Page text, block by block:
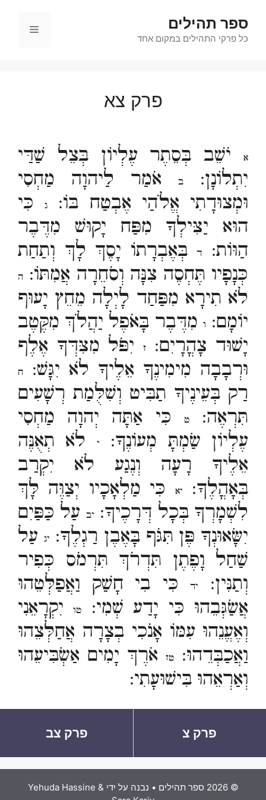
לתוכןספר תהילים
כל פרקי התהילים במקום אחד
תפריט
פרק צא
א
יֹשֵׁב בְּסֵתֶר עֶלְיוֹן בְּצֵל שַׁדַּי
יִתְלוֹנָן:
ב
אֹמַר לַיהוָה מַחְסִי
וּמְצוּדָתִי אֱלֹהַי אֶבְטַח בּוֹ:
גכִּי
הוּא יַצִּילְךָ מִפַּח יָקוּשׁ מִדֶּבֶר
הַוּוֹת:
דבְּאֶבְרָתוֹ יָסֶךְ לָךְ וְתַחַת
כְּנָפָיו תֶּחְסֶה צִנָּה וְסֹחֵרָה אֲמִתּוֹ: ה
לֹא תִירָא מִפַּחַד לָיְלָה מֵחֵץ יָעוּף
יוֹמָם: ו מִדֶּבֶר בָּאֹפֶל יַהֲלֹךְ מִקֶּטֶב
יָשׁוּד צָהֳרָיִם:ז
יִפֹּל מִצִּדְּךָ אֶלֶף
וּרְבָבָה מִימִינֶךָ אֵלֶיךָ לֹא יִגָּשׁ:
ח
רַק בְּעֵינֶיךָ תַבִּיט וְשִׁלֻּמַת רְשָׁעִים
תִּרְאֶה:ט
כִּי אַתָּה יְהוָה מַחְסִי
עֶלְיוֹן שַׂמְתָּ מְעוֹנֶךָ:
י
לֹא תְאֻנֶּה
אֵלֶיךָ רָעָה וְנֶגַע לֹא יִקְרַב
בְּאָהֳלֶךָ:
יא
כִּי מַלְאָכָיו יְצַוֶּה לָּךְ
לִשְׁמָרְךָ בְּכָל דְּרָכֶיךָ: יב עַל כַּפַּיִם
יִשָּׂאוּנְךָ פֶּן תִּגֹּף בָּאֶבֶן רַגְלֶךָ: יג עַל
שַׁחַל וָפֶתֶן תִּדְרֹךְ תִּרְמֹס כְּפִיר
וְתַנִּין:
ידכִּי בִי חָשַׁק וַאֲפַלְּטֵהוּ
אֲשַׂגְּבֵהוּ כִּי יָדַע שְׁמִי:
טויִקְרָאֵנִי
וְאֶעֱנֵהוּ עִמּוֹ אָנֹכִי בְצָרָה אֲחַלְּצֵהוּ
וַאֲכַבְּדֵהוּ:
טז
אֹרֶךְ יָמִים אַשְׂבִּיעֵהוּ
וְאַרְאֵהוּ בִּישׁוּעָתִי:
פרק צ פרק צב
© 2026 ספר תהילים • נבנה על ידי Yehuda Hassine &